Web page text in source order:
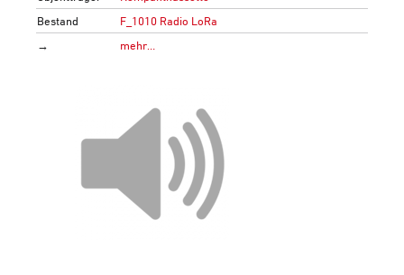
Bestand
F_1010 Radio LoRa
→
mehr…